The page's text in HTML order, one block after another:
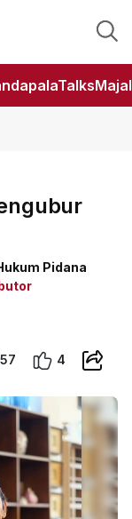
Pidana
4